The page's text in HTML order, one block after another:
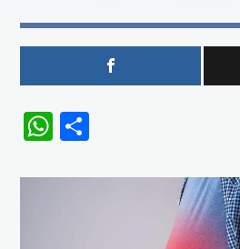
WhatsApp